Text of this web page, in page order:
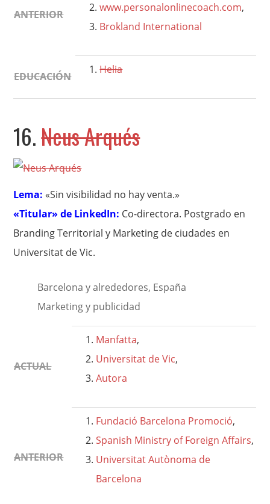
ANTERIOR
www.personalonlinecoach.com,
Brokland International
EDUCACIÓN
Helia
16.Neus Arqués
Lema: «Sin visibilidad no hay venta.»
«Titular» de LinkedIn: Co-directora. Postgrado en
Branding Territorial y Marketing de ciudades en
Universitat de Vic.
Barcelona y alrededores, España
Marketing y publicidad
ACTUAL
Manfatta,
Universitat de Vic,
Autora
ANTERIOR
Fundació Barcelona Promoció,
Spanish Ministry of Foreign Affairs,
Universitat Autònoma de
Barcelona